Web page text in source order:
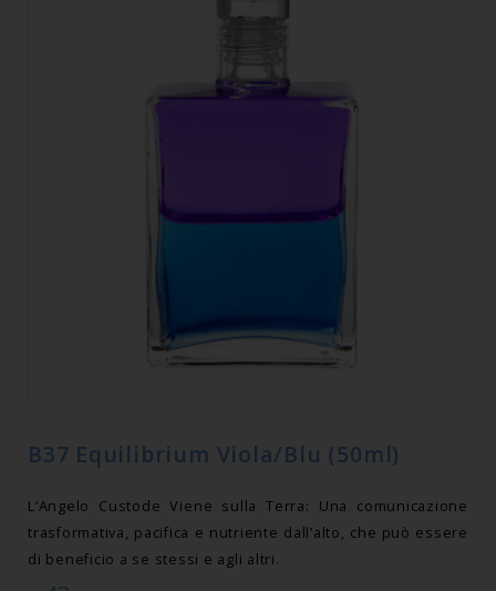
B37 Equilibrium Viola/Blu (50ml)
L’Angelo Custode Viene sulla Terra: Una comunicazione
trasformativa, pacifica e nutriente dall’alto, che può essere
di beneficio a se stessi e agli altri.